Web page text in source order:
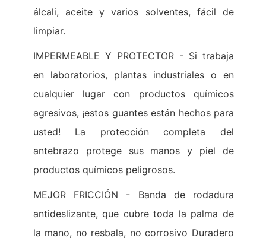
álcali, aceite y varios solventes, fácil de
limpiar.
IMPERMEABLE Y PROTECTOR - Si trabaja
en laboratorios, plantas industriales o en
cualquier lugar con productos químicos
agresivos, ¡estos guantes están hechos para
usted! La protección completa del
antebrazo protege sus manos y piel de
productos químicos peligrosos.
MEJOR FRICCIÓN - Banda de rodadura
antideslizante, que cubre toda la palma de
la mano, no resbala, no corrosivo Duradero